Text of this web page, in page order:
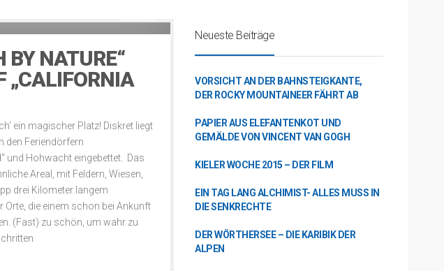
BY NATURE“
„CALIFORNIA
ein magischer Platz! Diskret liegt
den Feriendörfern
und Hohwacht eingebettet. Das
Areal, mit Feldern, Wiesen,
drei Kilometer langem
Orte, die einem schon bei Ankunft
(Fast) zu schön, um wahr zu
Neueste Beiträge
VORSICHT AN DER BAHNSTEIGKANTE,
DER ROCKY MOUNTAINEER FÄHRT AB
PAPIER AUS ELEFANTENKOT UND
GEMÄLDE VON VINCENT VAN GOGH
KIELER WOCHE 2015 – DER FILM
EIN TAG LANG ALCHIMIST- ALLES MUSS IN
DIE SENKRECHTE
DER WÖRTHERSEE – DIE KARIBIK DER
ALPEN